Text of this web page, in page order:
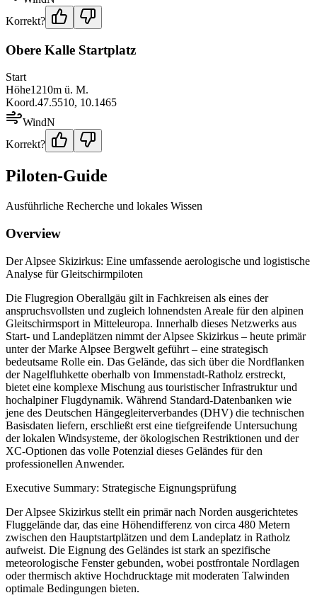
Korrekt?
Obere Kalle Startplatz
Start
Höhe1210m ü. M.
Koord.47.5510, 10.1465
WindN
Korrekt?
Piloten-Guide
Ausführliche Recherche und lokales Wissen
Overview
Der Alpsee Skizirkus: Eine umfassende aerologische und logistische
Analyse für Gleitschirmpiloten
Die Flugregion Oberallgäu gilt in Fachkreisen als eines der
anspruchsvollsten und zugleich lohnendsten Areale für den alpinen
Gleitschirmsport in Mitteleuropa. Innerhalb dieses Netzwerks aus
Start- und Landeplätzen nimmt der Alpsee Skizirkus – heute primär
unter der Marke Alpsee Bergwelt geführt – eine strategisch
bedeutsame Rolle ein. Das Gelände, das sich über die Nordflanken
der Nagelfluhkette oberhalb von Immenstadt-Ratholz erstreckt,
bietet eine komplexe Mischung aus touristischer Infrastruktur und
hochalpiner Flugdynamik. Während Standard-Datenbanken wie
jene des Deutschen Hängegleiterverbandes (DHV) die technischen
Basisdaten liefern, erschließt erst eine tiefgreifende Untersuchung
der lokalen Windsysteme, der ökologischen Restriktionen und der
XC-Optionen das volle Potenzial dieses Geländes für den
professionellen Anwender.
Executive Summary: Strategische Eignungsprüfung
Der Alpsee Skizirkus stellt ein primär nach Norden ausgerichtetes
Fluggelände dar, das eine Höhendifferenz von circa 480 Metern
zwischen den Hauptstartplätzen und dem Landeplatz in Ratholz
aufweist. Die Eignung des Geländes ist stark an spezifische
meteorologische Fenster gebunden, wobei postfrontale Nordlagen
oder thermisch aktive Hochdrucktage mit moderaten Talwinden
optimale Bedingungen bieten.